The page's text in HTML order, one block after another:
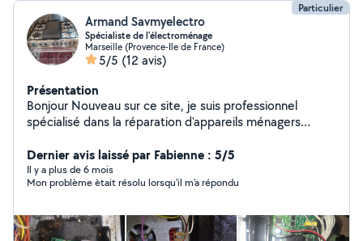
Particulier
Armand Savmyelectro
Spécialiste de l'électroménage
Marseille (Provence-Ile de France)
5/5 (12 avis)
Présentation
Bonjour Nouveau sur ce site, je suis professionnel
spécialisé dans la réparation d'appareils ménagers
votre domicile dans les bouches du Rhône et le Var
.Toulon Max , pour la réparation de votre gros
électroménager en panne peu importe la marque.
comprenant le déplacement et la main d'oeuvre sauf si il
y a une pièce éventuelle. Toutes mes interventions sont
Dernier avis laissé par Fabienne : 5/5
Il y a plus de 6 mois
Mon problème ètait résolu lorsqu'il m'a répondu